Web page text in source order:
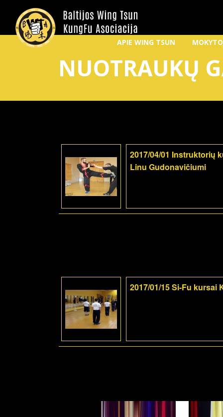
APIE WING TSUN
NUOTRAUKŲ
2017/04/01 Instruktorių
Linu Gudonavičiumi
2017/01/15 Si-Fu kursai